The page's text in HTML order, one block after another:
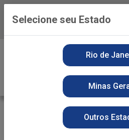
Baixe já
KETCHUP
SECOS
KETCHUP HELLMANN S 380G TRAD PET
Selecione seu Estado
Rio de
Minas
Outros